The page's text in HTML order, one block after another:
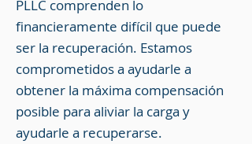
PLLC comprenden lo
financieramente difícil que puede
ser la recuperación. Estamos
comprometidos a ayudarle a
obtener la máxima compensación
posible para aliviar la carga y
ayudarle a recuperarse.